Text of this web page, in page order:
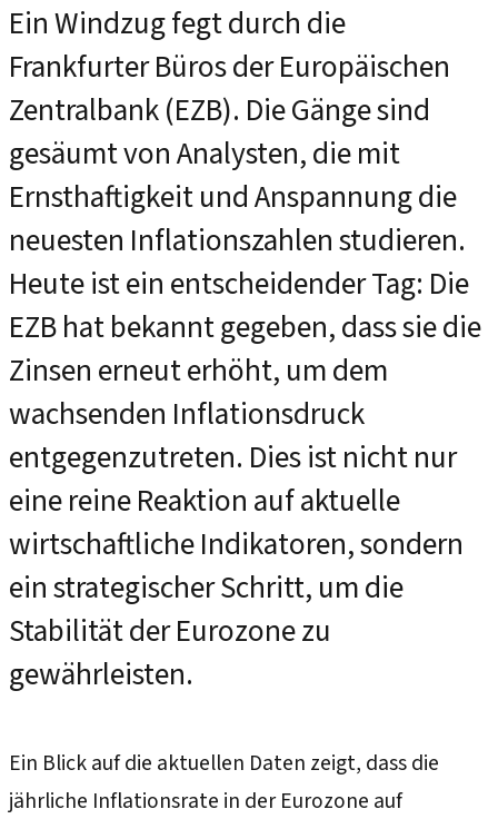
Ein Windzug fegt durch die
Frankfurter Büros der Europäischen
Zentralbank (EZB). Die Gänge sind
gesäumt von Analysten, die mit
Ernsthaftigkeit und Anspannung die
neuesten Inflationszahlen studieren.
Heute ist ein entscheidender Tag: Die
EZB hat bekannt gegeben, dass sie die
Zinsen erneut erhöht, um dem
wachsenden Inflationsdruck
entgegenzutreten. Dies ist nicht nur
eine reine Reaktion auf aktuelle
wirtschaftliche Indikatoren, sondern
ein strategischer Schritt, um die
Stabilität der Eurozone zu
gewährleisten.
Ein Blick auf die aktuellen Daten zeigt, dass die
jährliche Inflationsrate in der Eurozone auf